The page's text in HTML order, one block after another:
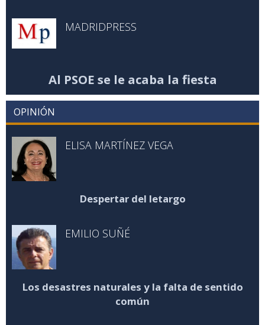
MADRIDPRESS
Al PSOE se le acaba la fiesta
OPINIÓN
ELISA MARTÍNEZ VEGA
Despertar del letargo
EMILIO SUÑÉ
Los desastres naturales y la falta de sentido
común